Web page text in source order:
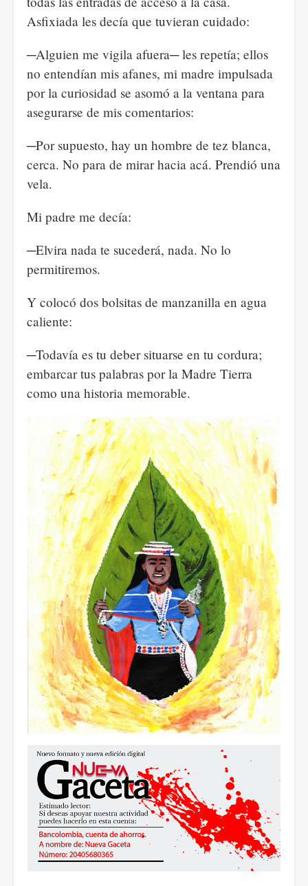
Asfixiada les decía que tuvieran cuidado:
─Alguien me vigila afuera─ les repetía; ellos
no entendían mis afanes, mi madre impulsada
por la curiosidad se asomó a la ventana para
asegurarse de mis comentarios:
─Por supuesto, hay un hombre de tez blanca,
cerca. No para de mirar hacia acá. Prendió una
vela.
Mi padre me decía:
─Elvira nada te sucederá, nada. No lo
permitiremos.
Y colocó dos bolsitas de manzanilla en agua
caliente:
─Todavía es tu deber situarse en tu cordura;
embarcar tus palabras por la Madre Tierra
como una historia memorable.